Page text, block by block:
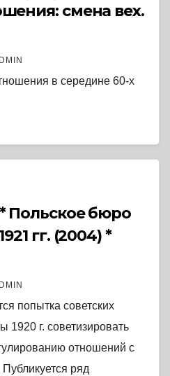
смена вех.
в середине 60-х
Польское бюро
гг. (2004) *
попытка советских
1920 г. советизировать
отношений с
ряд